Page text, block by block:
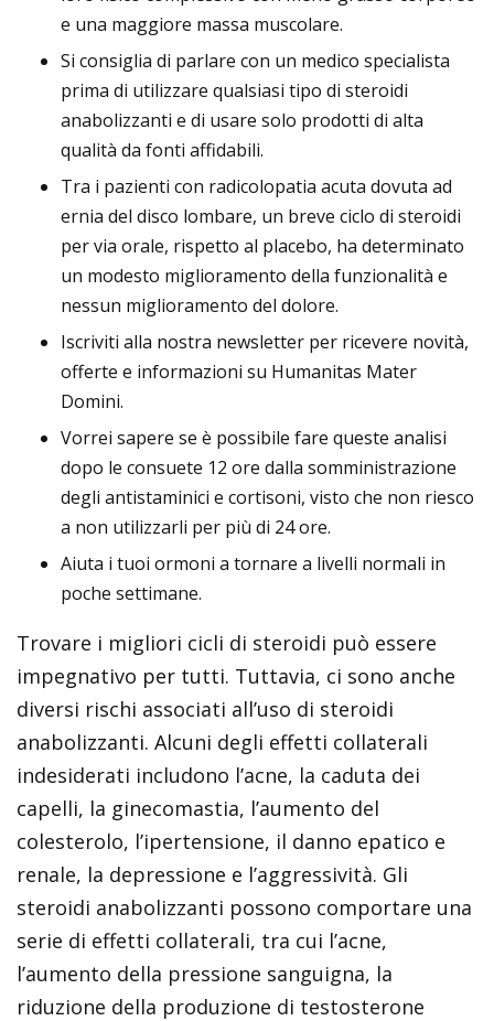
e una maggiore massa muscolare.
Si consiglia di parlare con un medico specialista
prima di utilizzare qualsiasi tipo di steroidi
anabolizzanti e di usare solo prodotti di alta
qualità da fonti affidabili.
Tra i pazienti con radicolopatia acuta dovuta ad
ernia del disco lombare, un breve ciclo di steroidi
per via orale, rispetto al placebo, ha determinato
un modesto miglioramento della funzionalità e
nessun miglioramento del dolore.
Iscriviti alla nostra newsletter per ricevere novità,
offerte e informazioni su Humanitas Mater
Domini.
Vorrei sapere se è possibile fare queste analisi
dopo le consuete 12 ore dalla somministrazione
degli antistaminici e cortisoni, visto che non riesco
a non utilizzarli per più di 24 ore.
Aiuta i tuoi ormoni a tornare a livelli normali in
poche settimane.
Trovare i migliori cicli di steroidi può essere
impegnativo per tutti. Tuttavia, ci sono anche
diversi rischi associati all’uso di steroidi
anabolizzanti. Alcuni degli effetti collaterali
indesiderati includono l’acne, la caduta dei
capelli, la ginecomastia, l’aumento del
colesterolo, l’ipertensione, il danno epatico e
renale, la depressione e l’aggressività. Gli
steroidi anabolizzanti possono comportare una
serie di effetti collaterali, tra cui l’acne,
l’aumento della pressione sanguigna, la
riduzione della produzione di testosterone